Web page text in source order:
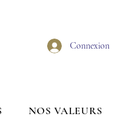
Connexion
NOS VALEURS